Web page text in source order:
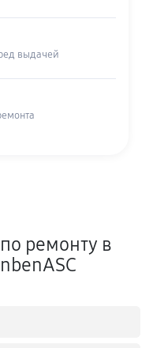
выдачей
ремонту в